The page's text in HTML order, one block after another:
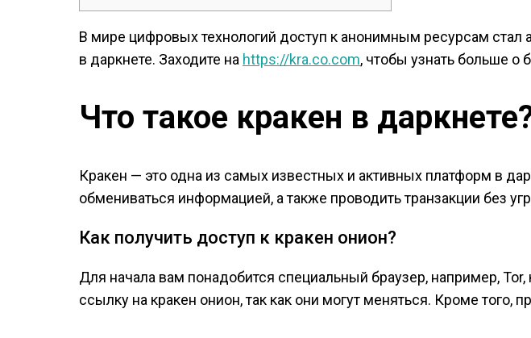
В мире цифровых технологий доступ к анонимным ресурсам
в даркнете. Заходите на https://kra.co.com, чтобы узнать больше о
Что такое кракен в
Кракен — это одна из самых известных и активных платформ в
обмениваться информацией, а также проводить транзакции без
Как получить доступ к кракен онион?
Для начала вам понадобится специальный браузер, например,
ссылку на кракен онион, так как они могут меняться. Кроме того,